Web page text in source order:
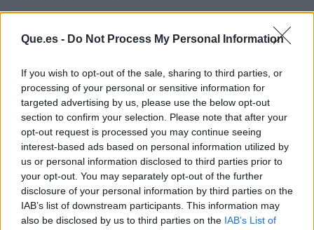
Que.es - Do Not Process My Personal Information
If you wish to opt-out of the sale, sharing to third parties, or
processing of your personal or sensitive information for
targeted advertising by us, please use the below opt-out
section to confirm your selection. Please note that after your
opt-out request is processed you may continue seeing
interest-based ads based on personal information utilized by
us or personal information disclosed to third parties prior to
your opt-out. You may separately opt-out of the further
disclosure of your personal information by third parties on the
IAB’s list of downstream participants. This information may
also be disclosed by us to third parties on the IAB’s List of
Desde la página oficial de Narval Pharma se
puede adquirir Lex Vitae. En una presentación
totalmente apto para cualquier tipo de
usuario , debido a que es100% vegano, sin
lactosa y sin gluten.Se recomienda tomar una
cápsula al día, preferiblemente junto a una de
las principales comidas.
Artículo anterior
Hogaria.net, la
plataforma para vender o
Artículo siguiente
Decorar la mesa en
Navidad con las ideas